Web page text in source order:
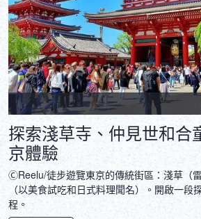
探索淺草寺、仲見世和
京體驗
ⒸReelu/徒步遊覽東京的傳統街區：淺草（
（以美食試吃和日式料理聞名）。開啟一段
程。